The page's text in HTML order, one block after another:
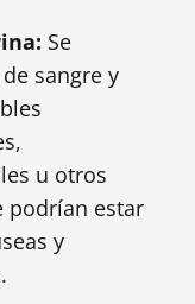
Se
sangre y
u otros
podrían estar
y